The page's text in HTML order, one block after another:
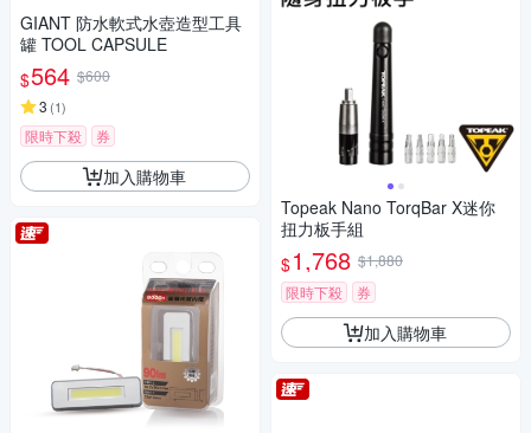
GIANT 防水軟式水壺造型工具
罐 TOOL CAPSULE
$564 $600
3 (1)
限時下殺 券
加入購物車
Topeak Nano TorqBar X迷你
扭力板手組
$1,768 $1,880
限時下殺
券
加入購物車